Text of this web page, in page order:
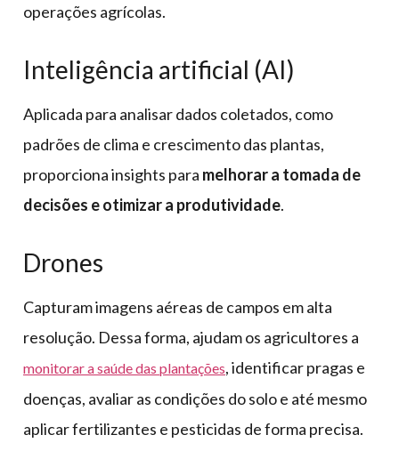
operações agrícolas.
Inteligência artificial (AI)
Aplicada para analisar dados coletados, como
padrões de clima e crescimento das plantas,
proporciona insights para melhorar a tomada de
decisões e otimizar a produtividade.
Drones
Capturam imagens aéreas de campos em alta
resolução. Dessa forma, ajudam os agricultores a
monitorar a saúde das plantações, identificar pragas e
doenças, avaliar as condições do solo e até mesmo
aplicar fertilizantes e pesticidas de forma precisa.